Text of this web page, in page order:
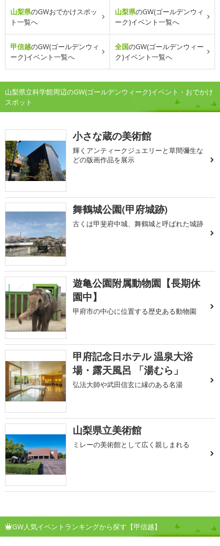
山梨県のGWおでかけスポッ
ト一覧へ
山梨県のGW(ゴールデンウィ
ーク)イベント一覧へ
甲信越のGW(ゴールデンウィ
ーク)イベント一覧へ
全国のGW(ゴールデンウィー
ク)イベント一覧へ
山梨県立科学館周辺のGW(ゴールデンウィーク)イベント・おでかけ
スポット
小さな蔵の美術館
輝くアンティークジュエリーと草間彌生な
どの版画作品を展示
舞鶴城公園(甲府城跡)
古くは甲斐府中城、舞鶴城と呼ばれた城跡
遊亀公園附属動物園【長期休
園中】
甲府市の中心に位置する歴史ある動物園
甲府記念日ホテル 温泉大浴
場・露天風呂 「湯むら」
弘法大師や武田信玄に縁のある名湯
山梨県立美術館
ミレーの美術館として広く親しまれる
GW人気イベントランキングから探す【甲信越】